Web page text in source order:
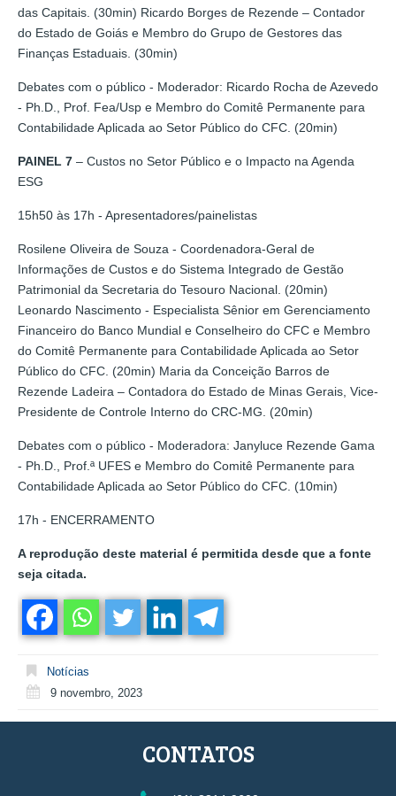
das Capitais. (30min) Ricardo Borges de Rezende – Contador
do Estado de Goiás e Membro do Grupo de Gestores das
Finanças Estaduais. (30min)
Debates com o público - Moderador: Ricardo Rocha de Azevedo
- Ph.D., Prof. Fea/Usp e Membro do Comitê Permanente para
Contabilidade Aplicada ao Setor Público do CFC. (20min)
PAINEL 7 – Custos no Setor Público e o Impacto na Agenda
ESG
15h50 às 17h - Apresentadores/painelistas
Rosilene Oliveira de Souza - Coordenadora-Geral de
Informações de Custos e do Sistema Integrado de Gestão
Patrimonial da Secretaria do Tesouro Nacional. (20min)
Leonardo Nascimento - Especialista Sênior em Gerenciamento
Financeiro do Banco Mundial e Conselheiro do CFC e Membro
do Comitê Permanente para Contabilidade Aplicada ao Setor
Público do CFC. (20min) Maria da Conceição Barros de
Rezende Ladeira – Contadora do Estado de Minas Gerais, Vice-
Presidente de Controle Interno do CRC-MG. (20min)
Debates com o público - Moderadora: Janyluce Rezende Gama
- Ph.D., Prof.ª UFES e Membro do Comitê Permanente para
Contabilidade Aplicada ao Setor Público do CFC. (10min)
17h - ENCERRAMENTO
A reprodução deste material é permitida desde que a fonte
seja citada.
Notícias
9 novembro, 2023
CONTATOS